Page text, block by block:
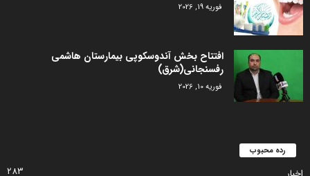
فوریه 19, 2026
افتتاح بخش آندوسکوپی بیمارستان هاشمی
رفسنجانی(شرق)
فوریه 10, 2026
رده محبوب
283